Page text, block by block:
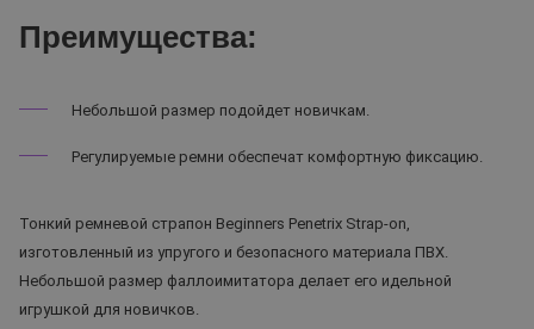
Преимущества:
Небольшой размер подойдет новичкам.
Регулируемые ремни обеспечат комфортную фиксацию.
Тонкий ремневой страпон Beginners Penetrix Strap-on,
изготовленный из упругого и безопасного материала ПВХ.
Небольшой размер фаллоимитатора делает его идельной
игрушкой для новичков.